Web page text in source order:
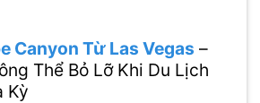
Canyon Từ Las Vegas –
Thể Bỏ Lỡ Khi Du Lịch
Kỳ